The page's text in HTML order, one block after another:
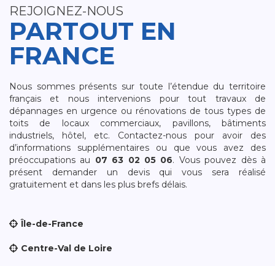
REJOIGNEZ-NOUS
PARTOUT EN
FRANCE
Nous sommes présents sur toute l’étendue du territoire
français et nous intervenions pour tout travaux de
dépannages en urgence ou rénovations de tous types de
toits de locaux commerciaux, pavillons, bâtiments
industriels, hôtel, etc. Contactez-nous pour avoir des
d’informations supplémentaires ou que vous avez des
préoccupations au 07 63 02 05 06. Vous pouvez dès à
présent demander un devis qui vous sera réalisé
gratuitement et dans les plus brefs délais.
Île-de-France
Centre-Val de Loire